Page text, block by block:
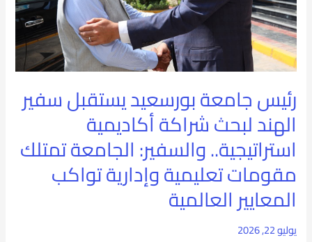
رئيس جامعة بورسعيد يستقبل سفير
الهند لبحث شراكة أكاديمية
استراتيجية.. والسفير: الجامعة تمتلك
مقومات تعليمية وإدارية تواكب
المعايير العالمية
يوليو 22, 2026
الهند
لبحث
شراكة
أكاديمية
استراتيجية..
والسفير:
الجامعة
تمتلك
مقومات